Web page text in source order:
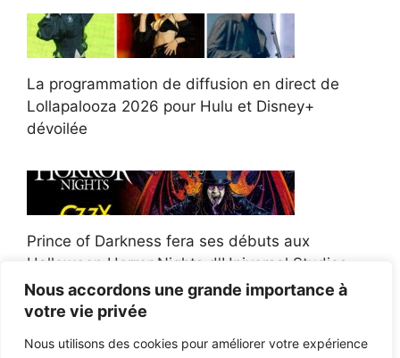
Nous accordons une grande importance à
votre vie privée
Nous utilisons des cookies pour améliorer votre expérience
La programmation de diffusion en direct de
Lollapalooza 2026 pour Hulu et Disney+
dévoilée
Prince of Darkness fera ses débuts aux
Halloween Horror Nights d'Universal Studios